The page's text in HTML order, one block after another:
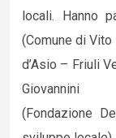
locali. Hanno
(Comune di Vito
d’Asio – Friuli
Giovannini
(Fondazione